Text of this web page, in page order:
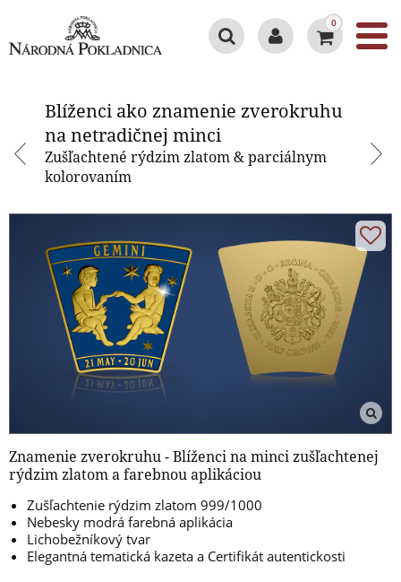
0
Blíženci ako znamenie zverokruhu
na netradičnej minci
Zušľachtené rýdzim zlatom & parciálnym
kolorovaním
Znamenie zverokruhu - Blíženci na minci zušľachtenej
rýdzim zlatom a farebnou aplikáciou
Zušľachtenie rýdzim zlatom 999/1000
Nebesky modrá farebná aplikácia
Lichobežníkový tvar
Elegantná tematická kazeta a Certifikát autentickosti
Blíženci ako znamenie